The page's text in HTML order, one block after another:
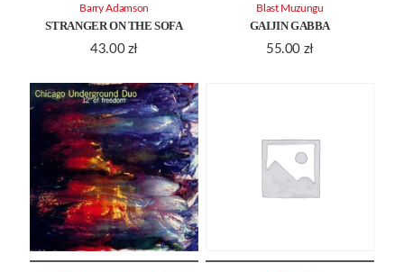
STRANGER ON THE SOFA
43.00 zł
Barry Adamson
GAIJIN GABBA
55.00 zł
Blast Muzungu